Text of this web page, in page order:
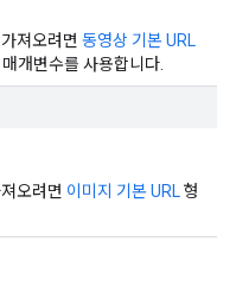
져오려면 동영상 기본 URL
매개변수를 사용합니다.
오려면 이미지 기본 URL 형